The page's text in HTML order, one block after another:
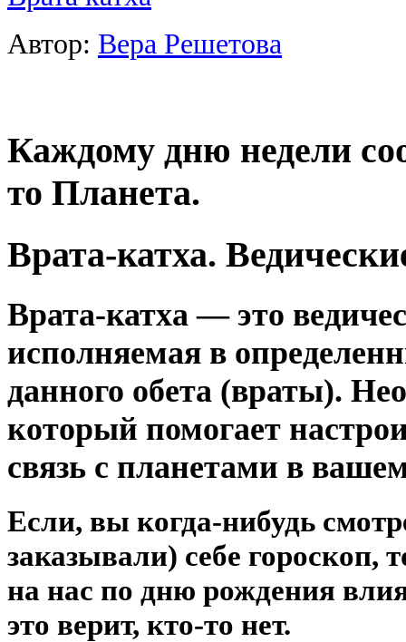
Автор: Вера Решетова
Каждому дню недели
то Планета.
Врата-катха.
Врата-катха — это
исполняемая в
данного обета (враты).
который помогает
связь с планетами в
Если, вы когда-нибудь
заказывали) себе
на нас по дню рождения
это верит, кто-то нет.